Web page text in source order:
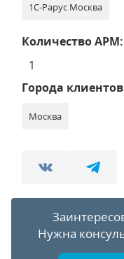
1С-Рарус Москва
Количество АРМ:
1
Города
Москва
Нужна